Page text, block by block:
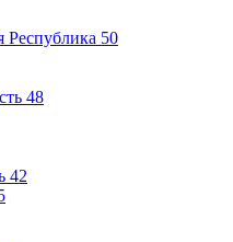
Республика 50
48
42